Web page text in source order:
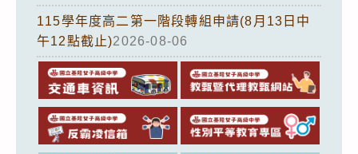
115學年度高二第一階段轉組申請(8月13日中
午12點截止)2026-08-06